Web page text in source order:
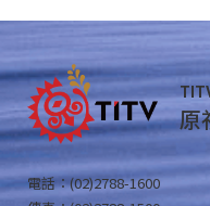
原
電話：(02)2788-1600